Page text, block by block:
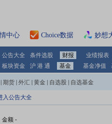
中心 Choice数据 妙想
公告大全 条件选股 财报 业绩报表
板块资金 沪 港 通 基金 基金净值
期货 外汇 黄金 自选股 自选基金
入公告大全
金额 -